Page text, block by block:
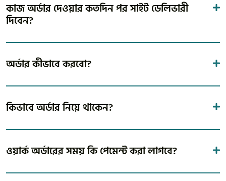
কাজ অর্ডার দেওয়ার কতদিন পর সাইট ডেলিভারী
দিবেন?
অর্ডার কীভাবে করবো?
কিভাবে অর্ডার নিয়ে থাকেন?
ওয়ার্ক অর্ডারের সময় কি পেমেন্ট করা লাগবে?